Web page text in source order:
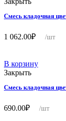
Смесь кладочная
1 062.00₽ /шт
В корзину
Закрыть
Смесь кладочная
690.00₽ /шт